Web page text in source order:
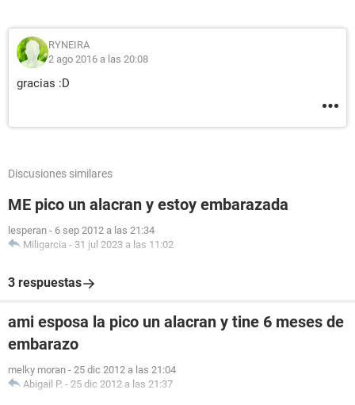
RYNEIRA
2 ago 2016 a las 20:08
gracias :D
Discusiones similares
ME pico un alacran y estoy embarazada
lesperan - 6 sep 2012 a las 21:34
Miligarcia - 31 jul 2023 a las 11:02
3 respuestas
ami esposa la pico un alacran y tine 6 meses de
embarazo
melky moran - 25 dic 2012 a las 21:04
Abigail P. - 25 dic 2012 a las 21:37